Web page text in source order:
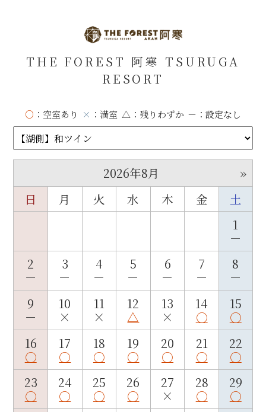
THE FOREST 阿寒 TSURUGA
RESORT
○ ：空室あり × ：満室 △ ：残りわずか － ：設定なし
2026年8月
»
日
月 火 水 木 金
土
1
－
2
－
3
－
4
－
5
－
6
－
7
－
8
－
9
－
10
×
11
×
12
△
13
×
14
○
15
○
16
○
17
○
18
○
19
○
20
○
21
○
22
○
23
○
24
○
25
○
26
○
27
×
28
○
29
○